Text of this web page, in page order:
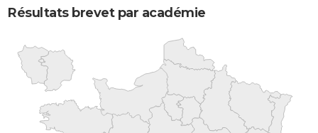
Résultats brevet par académie